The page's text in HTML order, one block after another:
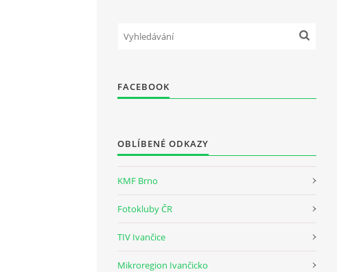
FACEBOOK
OBLÍBENÉ ODKAZY
KMF Brno
Fotokluby ČR
TIV Ivančice
Mikroregion Ivančicko